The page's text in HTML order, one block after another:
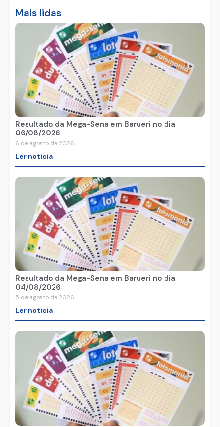
Mais lidas
Resultado da Mega-Sena em Barueri no dia
06/08/2026
6 de agosto de 2026
Ler noticia
Resultado da Mega-Sena em Barueri no dia
04/08/2026
5 de agosto de 2026
Ler noticia